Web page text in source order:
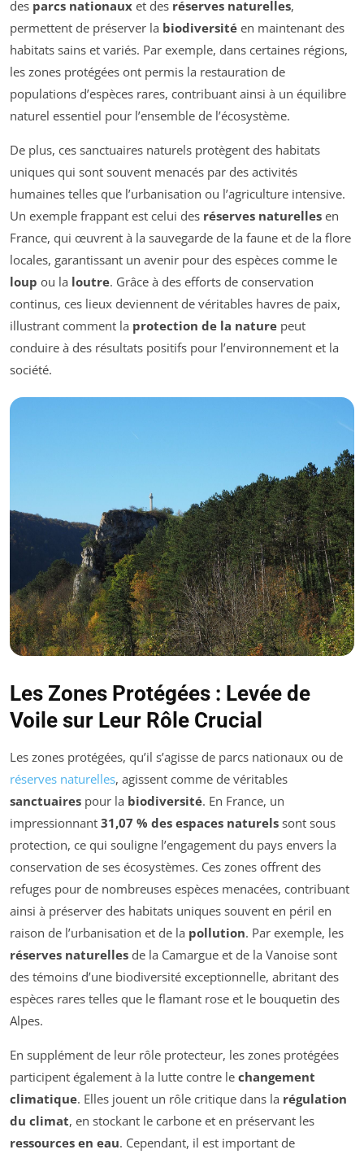
des parcs nationaux et des réserves naturelles,
permettent de préserver la biodiversité en maintenant des
habitats sains et variés. Par exemple, dans certaines régions,
les zones protégées ont permis la restauration de
populations d’espèces rares, contribuant ainsi à un équilibre
naturel essentiel pour l’ensemble de l’écosystème.
De plus, ces sanctuaires naturels protègent des habitats
uniques qui sont souvent menacés par des activités
humaines telles que l’urbanisation ou l’agriculture intensive.
Un exemple frappant est celui des réserves naturelles en
France, qui œuvrent à la sauvegarde de la faune et de la flore
locales, garantissant un avenir pour des espèces comme le
loup ou la loutre. Grâce à des efforts de conservation
continus, ces lieux deviennent de véritables havres de paix,
illustrant comment la protection de la nature peut
conduire à des résultats positifs pour l’environnement et la
société.
Les Zones Protégées : Levée de
Voile sur Leur Rôle Crucial
Les zones protégées, qu’il s’agisse de parcs nationaux ou de
réserves naturelles, agissent comme de véritables
sanctuaires pour la biodiversité. En France, un
impressionnant 31,07 % des espaces naturels sont sous
protection, ce qui souligne l’engagement du pays envers la
conservation de ses écosystèmes. Ces zones offrent des
refuges pour de nombreuses espèces menacées, contribuant
ainsi à préserver des habitats uniques souvent en péril en
raison de l’urbanisation et de la pollution. Par exemple, les
réserves naturelles de la Camargue et de la Vanoise sont
des témoins d’une biodiversité exceptionnelle, abritant des
espèces rares telles que le flamant rose et le bouquetin des
Alpes.
En supplément de leur rôle protecteur, les zones protégées
participent également à la lutte contre le changement
climatique. Elles jouent un rôle critique dans la régulation
du climat, en stockant le carbone et en préservant les
ressources en eau. Cependant, il est important de